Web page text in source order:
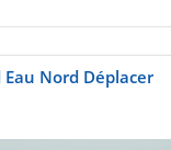
Eau Nord Déplacer